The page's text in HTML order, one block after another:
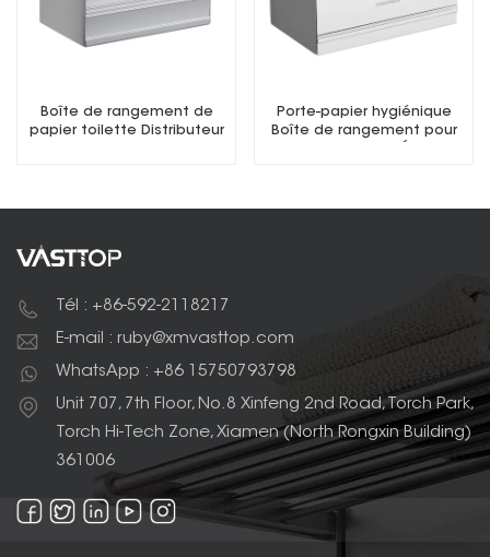
Boîte de rangement de
papier toilette Distributeur
Porte-papier hygiénique
Boîte de rangement pour
Tél : +86-592-2118217
E-mail : ruby@xmvasttop.com
WhatsApp : +86 15750793798
Unit 707, 7th Floor, No.8 Xinfeng 2nd Road, Torch Park,
Torch Hi-Tech Zone, Xiamen (North Rongxin Building)
361006